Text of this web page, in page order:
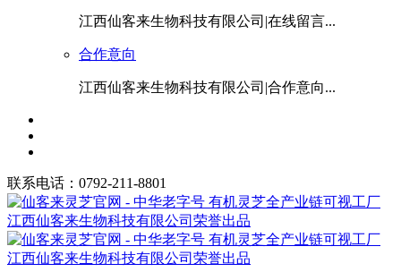
江西仙客来生物科技有限公司|在线留言...
合作意向
江西仙客来生物科技有限公司|合作意向...
联系电话：0792-211-8801